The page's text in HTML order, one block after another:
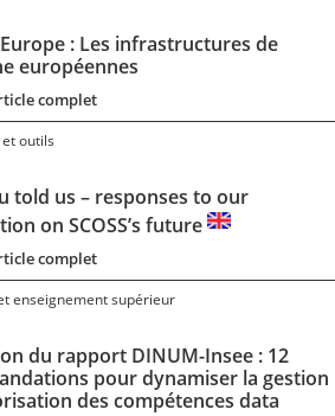
: Les infrastructures de
européennes
complet
outils
told us – responses to our
on SCOSS’s future
complet
enseignement supérieur
du rapport DINUM-Insee : 12
pour dynamiser la gestion
des compétences data